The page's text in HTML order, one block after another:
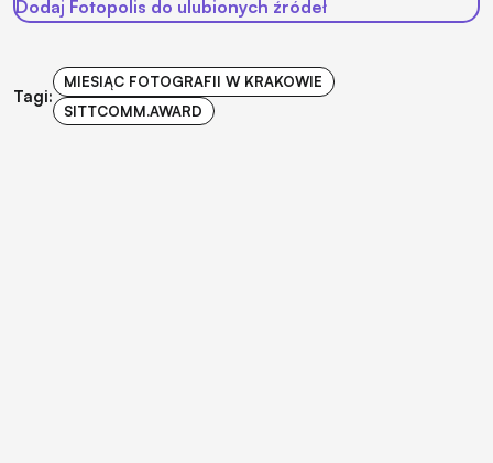
Dodaj Fotopolis do ulubionych źródeł
Tagi:
MIESIĄC FOTOGRAFII W KRAKOWIE
SITTCOMM.AWARD